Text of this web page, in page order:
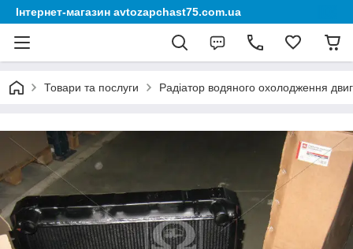
Інтернет-магазин avtozapchast75.com.ua
Товари та послуги Радіатор водяного охолодження